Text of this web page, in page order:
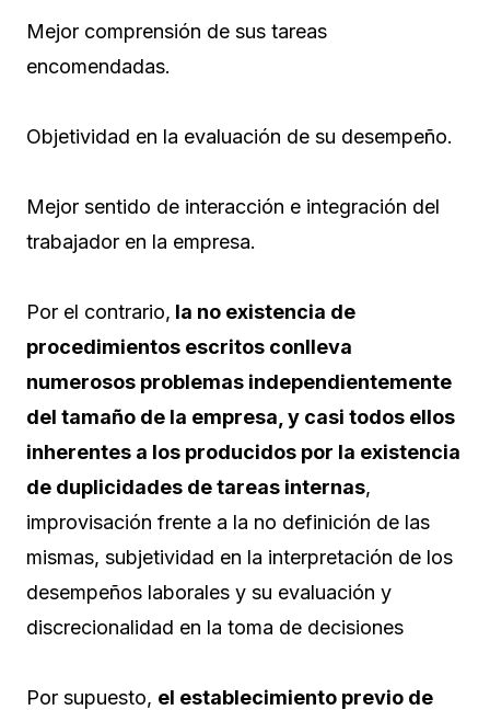
Mejor comprensión de sus tareas
encomendadas.
Objetividad en la evaluación de su desempeño.
Mejor sentido de interacción e integración del
trabajador en la empresa.
Por el contrario, la no existencia de
procedimientos escritos conlleva
numerosos problemas independientemente
del tamaño de la empresa, y casi todos ellos
inherentes a los producidos por la existencia
de duplicidades de tareas internas,
improvisación frente a la no definición de las
mismas, subjetividad en la interpretación de los
desempeños laborales y su evaluación y
discrecionalidad en la toma de decisiones
Por supuesto, el establecimiento previo de